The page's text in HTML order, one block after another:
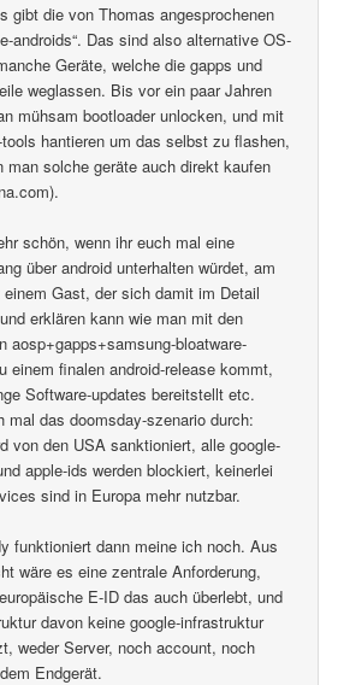
gibt die von Thomas angesprochenen
androids“. Das sind also alternative OS-
Geräte, welche die gapps und
weglassen. Bis vor ein paar Jahren
mühsam bootloader unlocken, und mit
hantieren um das selbst zu flashen,
man solche geräte auch direkt kaufen
schön, wenn ihr euch mal eine
über android unterhalten würdet, am
Gast, der sich damit im Detail
erklären kann wie man mit den
aosp+gapps+samsung-bloatware-
einem finalen android-release kommt,
Software-updates bereitstellt etc.
mal das doomsday-szenario durch:
von den USA sanktioniert, alle google-
apple-ids werden blockiert, keinerlei
sind in Europa mehr nutzbar.
funktioniert dann meine ich noch. Aus
wäre es eine zentrale Anforderung,
E-ID das auch überlebt, und
davon keine google-infrastruktur
weder Server, noch account, noch
Endgerät.